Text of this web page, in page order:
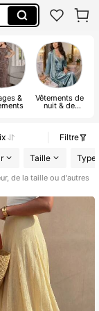
& Vêtements de
nuit & de
Filtre
Taille Type
de la taille ou d'autres